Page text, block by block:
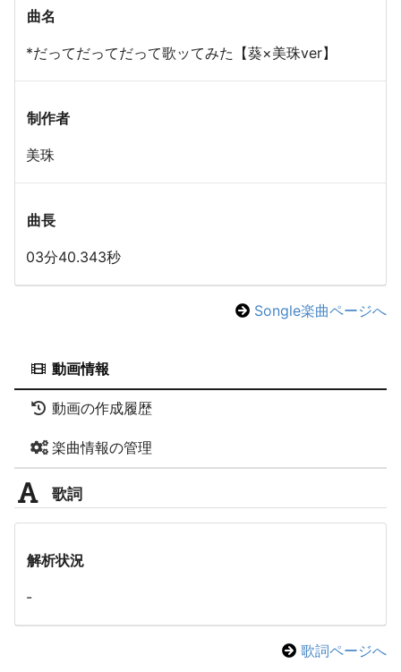
曲名
*だってだってだって歌ッてみた【葵×美珠ver】
制作者
美珠
曲長
03分40.343秒
Songle楽曲ページへ
動画情報
動画の作成履歴
楽曲情報の管理
歌詞
解析状況
-
歌詞ページへ